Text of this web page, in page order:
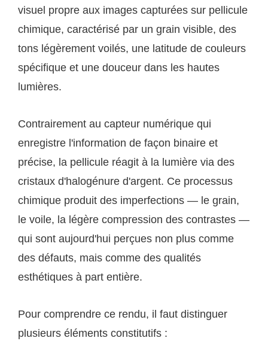
visuel propre aux images capturées sur pellicule
chimique, caractérisé par un grain visible, des
tons légèrement voilés, une latitude de couleurs
spécifique et une douceur dans les hautes
lumières.
Contrairement au capteur numérique qui
enregistre l'information de façon binaire et
précise, la pellicule réagit à la lumière via des
cristaux d'halogénure d'argent. Ce processus
chimique produit des imperfections — le grain,
le voile, la légère compression des contrastes —
qui sont aujourd'hui perçues non plus comme
des défauts, mais comme des qualités
esthétiques à part entière.
Pour comprendre ce rendu, il faut distinguer
plusieurs éléments constitutifs :